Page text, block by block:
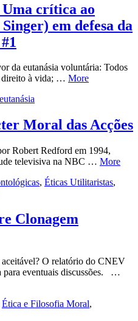
crítica ao
em defesa da
da eutanásia voluntária: Todos
direito à vida; … More
eutanásia
Moral das Acções
Robert Redford em 1994,
televisiva na NBC … More
, Éticas Utilitaristas,
Clonagem
aceitável? O relatório do CNEV
para eventuais discussões. …
Ética e Filosofia Moral,